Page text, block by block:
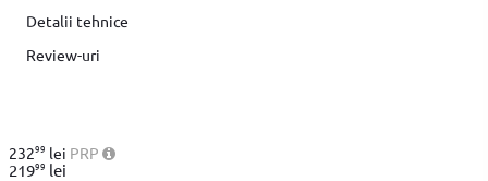
Detalii tehnice
Review-uri
23299 lei PRP
21999 lei